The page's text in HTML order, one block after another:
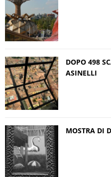
DOPO 498
ASINELLI
MOSTRA DI